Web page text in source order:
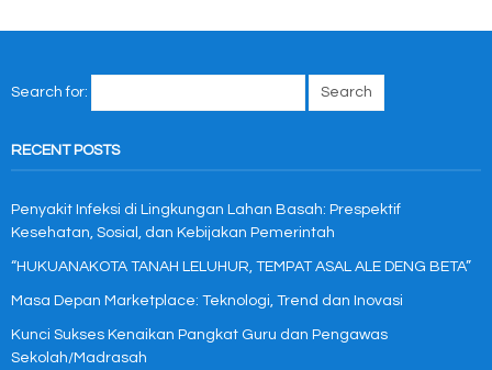
Search for:
RECENT POSTS
Penyakit Infeksi di Lingkungan Lahan Basah: Prespektif
Kesehatan, Sosial, dan Kebijakan Pemerintah
“HUKUANAKOTA TANAH LELUHUR, TEMPAT ASAL ALE DENG BETA”
Masa Depan Marketplace: Teknologi, Trend dan Inovasi
Kunci Sukses Kenaikan Pangkat Guru dan Pengawas
Sekolah/Madrasah